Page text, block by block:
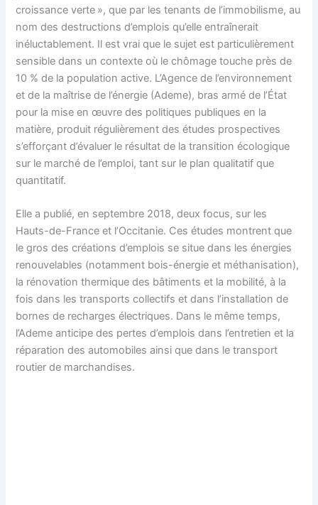
croissance verte », que par les tenants de l’immobilisme, au
nom des destructions d’emplois qu’elle entraînerait
inéluctablement. Il est vrai que le sujet est particulièrement
sensible dans un contexte où le chômage touche près de
10 % de la population active. L’Agence de l’environnement
et de la maîtrise de l’énergie (Ademe), bras armé de l’État
pour la mise en œuvre des politiques publiques en la
matière, produit régulièrement des études prospectives
s’efforçant d’évaluer le résultat de la transition écologique
sur le marché de l’emploi, tant sur le plan qualitatif que
quantitatif.
Elle a publié, en septembre 2018, deux focus, sur les
Hauts-de-France et l’Occitanie. Ces études montrent que
le gros des créations d’emplois se situe dans les énergies
renouvelables (notamment bois-énergie et méthanisation),
la rénovation thermique des bâtiments et la mobilité, à la
fois dans les transports collectifs et dans l’installation de
bornes de recharges électriques. Dans le même temps,
l’Ademe anticipe des pertes d’emplois dans l’entretien et la
réparation des automobiles ainsi que dans le transport
routier de marchandises.